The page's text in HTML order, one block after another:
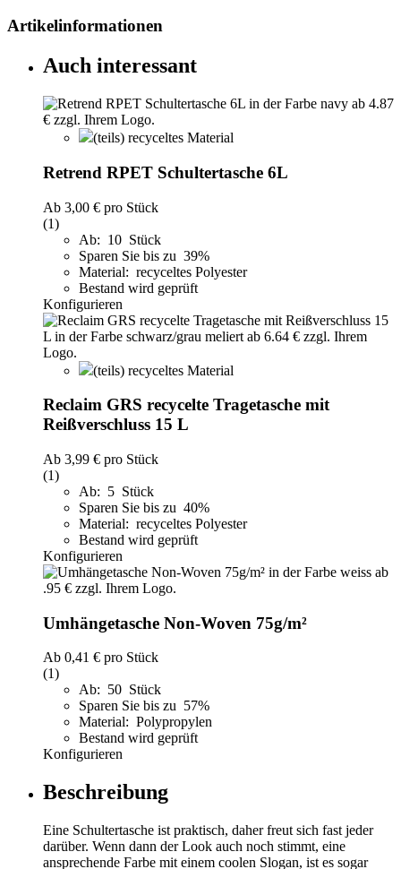
Artikelinformationen
Auch interessant
(teils) recyceltes Material
Retrend RPET Schultertasche 6L
Ab 3,00 € pro Stück
(1)
Ab: 10 Stück
Sparen Sie bis zu 39%
Material: recyceltes Polyester
Bestand wird geprüft
Konfigurieren
(teils) recyceltes Material
Reclaim GRS recycelte Tragetasche mit
Reißverschluss 15 L
Ab 3,99 € pro Stück
(1)
Ab: 5 Stück
Sparen Sie bis zu 40%
Material: recyceltes Polyester
Bestand wird geprüft
Konfigurieren
Umhängetasche Non-Woven 75g/m²
Ab 0,41 € pro Stück
(1)
Ab: 50 Stück
Sparen Sie bis zu 57%
Material: Polypropylen
Bestand wird geprüft
Konfigurieren
Beschreibung
Eine Schultertasche ist praktisch, daher freut sich fast jeder
darüber. Wenn dann der Look auch noch stimmt, eine
ansprechende Farbe mit einem coolen Slogan, ist es sogar